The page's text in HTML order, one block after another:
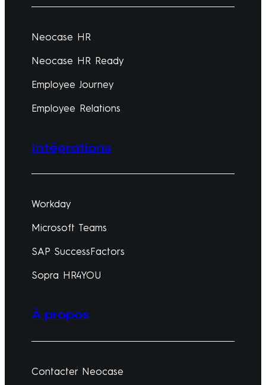
Neocase HR
Neocase HR Ready
Employee Journey
Employee Relations
Intégrations
Workday
Microsoft Teams
SAP SuccessFactors
Sopra HR4YOU
À propos
Contacter Neocase